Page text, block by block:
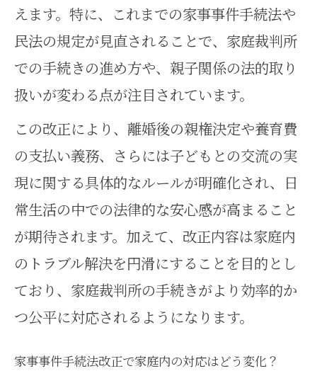
最新家事事件手続法を理解するポイン
ト
家事事件手続法のポイントと条文
の読み方解説
家事事件に強い実務家が押さえる
べき改正箇所
家事事件手続法152条の3など注目
すべき条文解説
家事事件手続法の改正理由と今後
の運用のポイント
家事事件手続法をわかりやすく理
解するための工夫
2026年の法改正が家事事件に与える影
えます。特に、これまでの家事事件手続法や
民法の規定が見直されることで、家庭裁判所
での手続きの進め方や、親子関係の法的取り
扱いが変わる点が注目されています。
この改正により、離婚後の親権決定や養育費
の支払い義務、さらには子どもとの交流の実
現に関する具体的なルールが明確化され、日
常生活の中での法律的な安心感が高まること
が期待されます。加えて、改正内容は家庭内
のトラブル解決を円滑にすることを目的とし
ており、家庭裁判所の手続きがより効率的か
つ公平に対応されるようになります。
家事事件手続法改正で家庭内の対応はどう変化？